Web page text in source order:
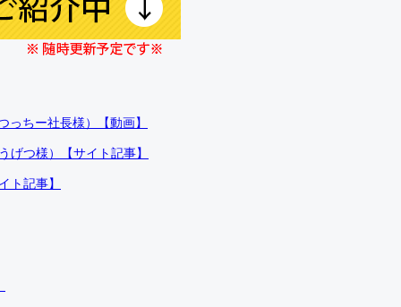
ちー社長様）【動画】
げつ様）【サイト記事】
ト記事】